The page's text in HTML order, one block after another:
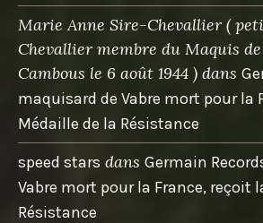
Marie Anne Sire-Chevallier (
Chevallier membre du Maquis
Cambous le 6 août 1944 ) dans
maquisard de Vabre mort pour la
Médaille de la Résistance
speed stars dans Germain
Vabre mort pour la France, reçoit
Résistance